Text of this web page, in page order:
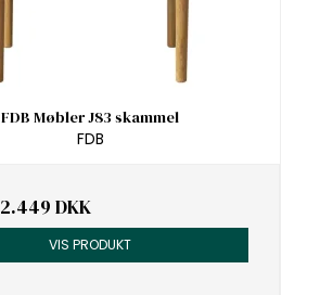
FDB Møbler J83 skammel
FDB
2.449 DKK
VIS PRODUKT